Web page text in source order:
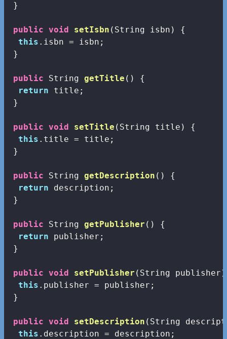
}
public void setIsbn (String isbn)
{
this .isbn = isbn;
}
public String getTitle ()
{
return title;
}
public void setTitle (String title)
{
this .title = title;
}
public String getDescription ()
{
return description;
}
public String getPublisher ()
{
return publisher;
}
public void setPublisher (String publisher)
this .publisher = publisher;
}
public void setDescription (String
this .description = description;